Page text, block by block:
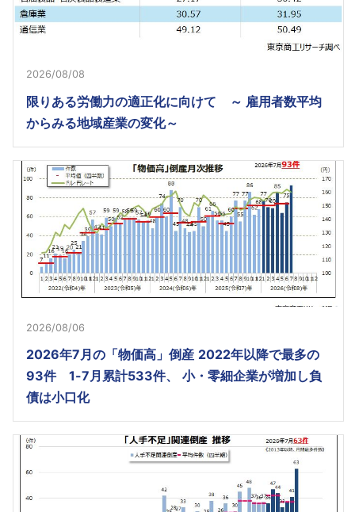
2026/08/08
限りある労働力の適正化に向けて ～ 雇用者数平均
からみる地域産業の変化～
2026/08/06
2026年7月の「物価高」倒産 2022年以降で最多の
93件 1-7月累計533件、 小・零細企業が増加し負
債は小口化